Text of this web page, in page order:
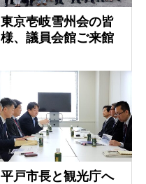
東京壱岐雪州会の皆
様、議員会館ご来館
平戸市長と観光庁へ